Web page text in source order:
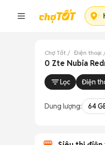
Chợ Tốt Điện thoại
0 Zte Nubia
Lọc Điện
Dung lượng: 64